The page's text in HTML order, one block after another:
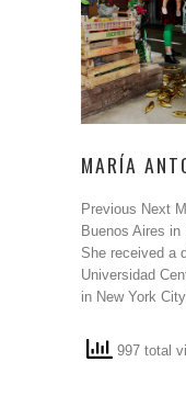
MARÍA
Previous Next
Buenos Aires
She received a
Universidad
in New York
997 total